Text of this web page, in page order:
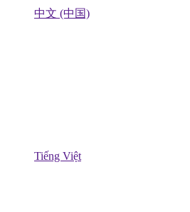
中文 (中国)
Tiếng Việt